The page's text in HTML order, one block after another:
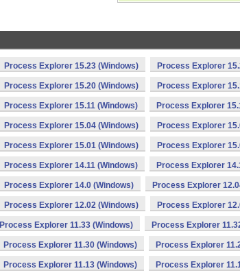
Process Explorer 15.23 (Windows) Process Explorer
Process Explorer 15.20 (Windows) Process Explorer
Process Explorer 15.11 (Windows) Process Explorer
Process Explorer 15.04 (Windows) Process Explorer
Process Explorer 15.01 (Windows) Process Explorer
Process Explorer 14.11 (Windows) Process Explorer
Process Explorer 14.0 (Windows) Process Explorer
Process Explorer 12.02 (Windows) Process Explorer
Process Explorer 11.33 (Windows) Process Explorer
Process Explorer 11.30 (Windows) Process Explorer
Process Explorer 11.13 (Windows) Process Explorer